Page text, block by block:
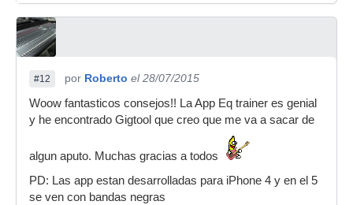
#12 por Roberto el 28/07/2015
Woow fantasticos consejos!! La App Eq trainer es genial
y he encontrado Gigtool que creo que me va a sacar de
algun aputo. Muchas gracias a todos
PD: Las app estan desarrolladas para iPhone 4 y en el 5
se ven con bandas negras